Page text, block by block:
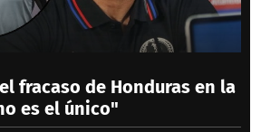
fracaso de Honduras en la
es el único"